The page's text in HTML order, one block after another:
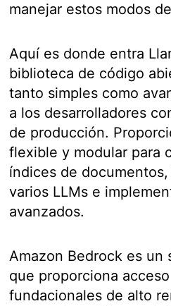
manejar estos modos
Aquí es donde entra
biblioteca de código
tanto simples como
a los desarrolladores
de producción.
flexible y modular para
índices de
varios LLMs e
avanzados.
Amazon Bedrock es un
que proporciona
fundacionales de alto